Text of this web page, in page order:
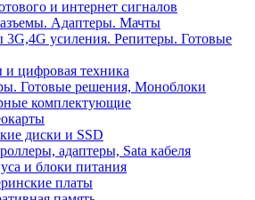
и интернет сигналов
Адаптеры. Мачты
3G,4G усиления. Репитеры. Готовые
цифровая техника
Готовые решения, Моноблоки
комплектующие
диски и SSD
адаптеры, Sata кабеля
и блоки питания
платы